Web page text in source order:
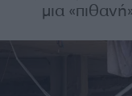
μια